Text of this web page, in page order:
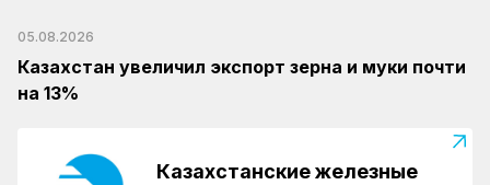
05.08.2026
Казахстан увеличил экспорт зерна и муки почти
на 13%
Казахстанские железные